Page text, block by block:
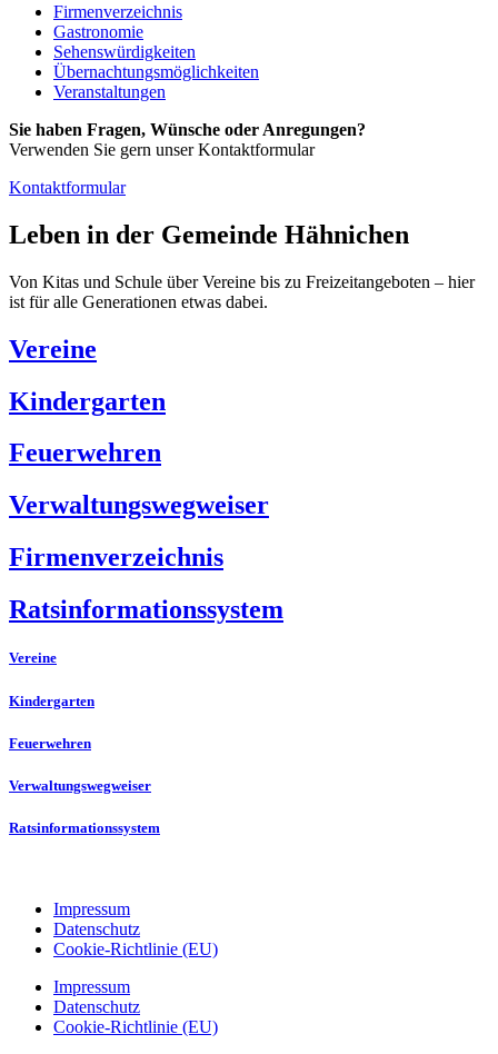
Firmenverzeichnis
Gastronomie
Sehenswürdigkeiten
Übernachtungsmöglichkeiten
Veranstaltungen
Sie haben Fragen, Wünsche oder Anregungen?
Verwenden Sie gern unser Kontaktformular
Kontaktformular
Leben in der Gemeinde Hähnichen
Von Kitas und Schule über Vereine bis zu Freizeitangeboten – hier
ist für alle Generationen etwas dabei.
Vereine
Kindergarten
Feuerwehren
Verwaltungswegweiser
Firmenverzeichnis
Ratsinformationssystem
Vereine
Kindergarten
Feuerwehren
Verwaltungswegweiser
Ratsinformationssystem
Impressum
Datenschutz
Cookie-Richtlinie (EU)
Impressum
Datenschutz
Cookie-Richtlinie (EU)